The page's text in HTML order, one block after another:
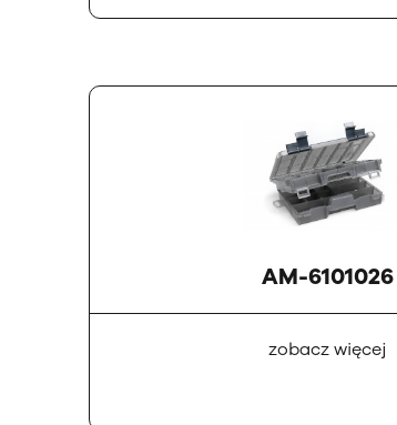
AM-6101026
zobacz więcej